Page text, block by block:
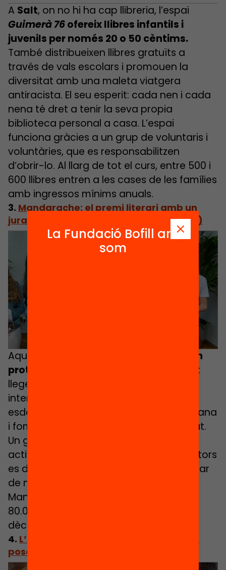
A Salt, on no hi ha cap llibreria, l’espai
Guimerà 76ofereix llibres infantils i
juvenils per només 20 o 50 cèntims.
També distribueixen llibres gratuïts a
través de vals escolars i promouen la
diversitat amb una maleta viatgera
antiracista. El seu esperit: cada nen i cada
nena té dret a tenir la seva propia
biblioteca personal a casa. L’espai
funciona gràcies a un grup de voluntaris i
voluntàries, que es responsabilitzen
d’obrir-lo. Al llarg de tot el curs, entre 500 i
600 llibres entren a les cases de les famílies
amb ingressos mínims anuals.
3. Mandarache: el premi literari amb un
jurat de 8.000 joves lectors (Cartagena)
Aquest projecte
converteix els joves en
protagonistes de tot el procés literari :
llegeixen, debaten, trien finalistes i
interactuen amb els autors. El premi
esdevé una eina de participació ciutadana
i fomenta la lectura crítica en comunitat.
Un gran jurat juvenil organitza múltiples
activitats i durant dos o tres dies els autors
es desplacen a
per participar
de múltiples activitats. El premis
Mandrache han comptat amb més de
80.000 lectors al llarg de les seves dues
dècades de trajectòria.
4. L’Escola Pompeu Fabra de Mollerussa
posa de moda la biblioteca escolar
La Fundació Bofill ara
som